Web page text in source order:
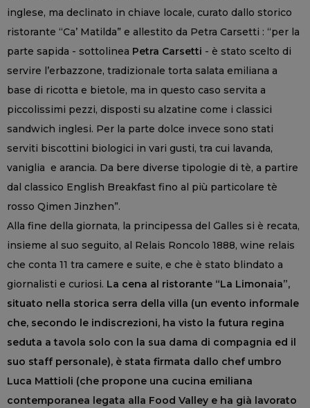
inglese, ma declinato in chiave locale, curato dallo storico
ristorante “Ca’ Matilda” e allestito da Petra Carsetti : “per la
parte sapida - sottolinea Petra Carsetti - è stato scelto di
servire l’erbazzone, tradizionale torta salata emiliana a
base di ricotta e bietole, ma in questo caso servita a
piccolissimi pezzi, disposti su alzatine come i classici
sandwich inglesi. Per la parte dolce invece sono stati
serviti biscottini biologici in vari gusti, tra cui lavanda,
vaniglia e arancia. Da bere diverse tipologie di tè, a partire
dal classico English Breakfast fino al più particolare tè
rosso Qimen Jinzhen”.
Alla fine della giornata, la principessa del Galles si è recata,
insieme al suo seguito, al Relais Roncolo 1888, wine relais
che conta 11 tra camere e suite, e che è stato blindato a
giornalisti e curiosi. La cena al ristorante “La Limonaia”,
situato nella storica serra della villa (un evento informale
che, secondo le indiscrezioni, ha visto la futura regina
seduta a tavola solo con la sua dama di compagnia ed il
suo staff personale), è stata firmata dallo chef umbro
Luca Mattioli (che propone una cucina emiliana
contemporanea legata alla Food Valley e ha già lavorato